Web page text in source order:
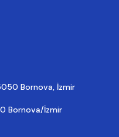
Bornova, İzmir
Bornova/İzmir